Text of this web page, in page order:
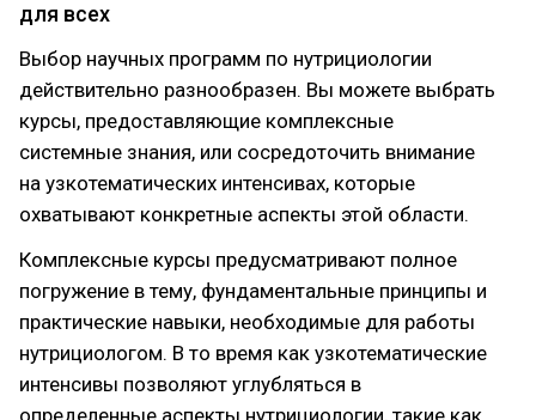
для всех
Выбор научных программ по нутрициологии
действительно разнообразен. Вы можете выбрать
курсы, предоставляющие комплексные
системные знания, или сосредоточить внимание
на узкотематических интенсивах, которые
охватывают конкретные аспекты этой области.
Комплексные курсы предусматривают полное
погружение в тему, фундаментальные принципы и
практические навыки, необходимые для работы
нутрициологом. В то время как узкотематические
интенсивы позволяют углубляться в